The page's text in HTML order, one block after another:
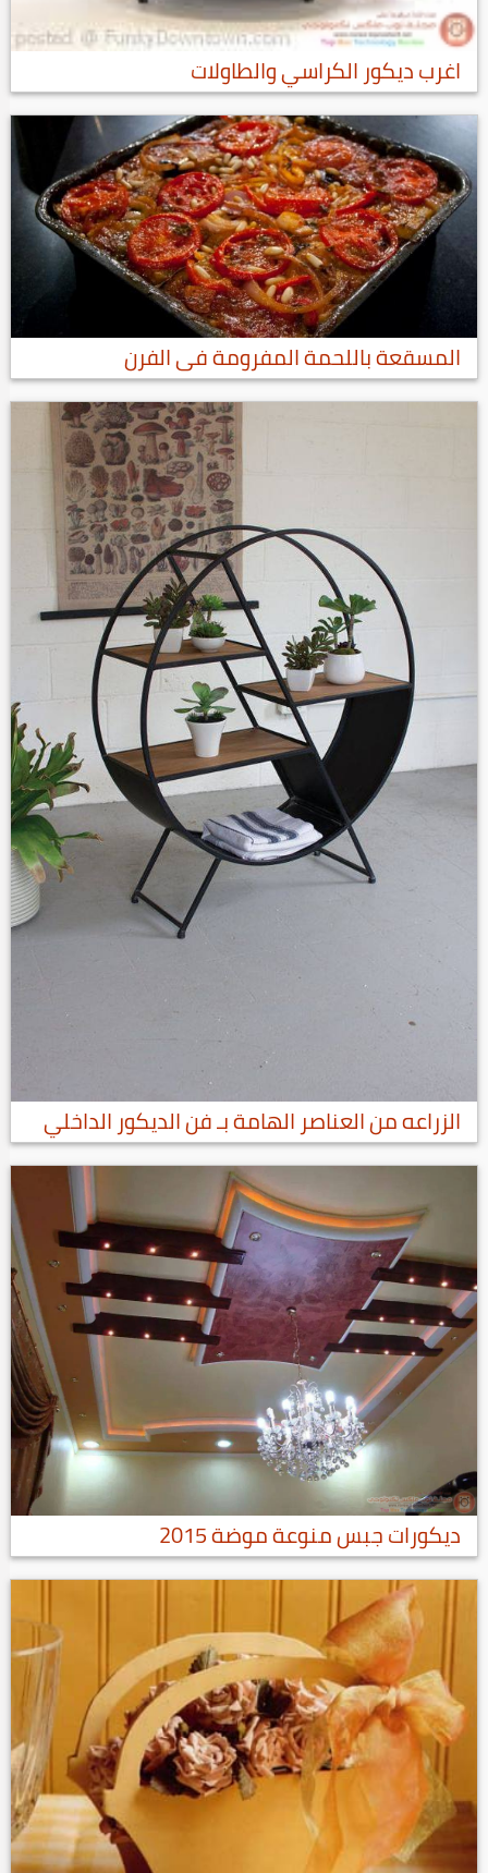
اغرب ديكور الكراسي والطاولات
المسقعة باللحمة المفرومة فى الفرن
الزراعه من العناصر الهامة بـ فن الديكور الداخلي
ديكورات جبس منوعة موضة 2015